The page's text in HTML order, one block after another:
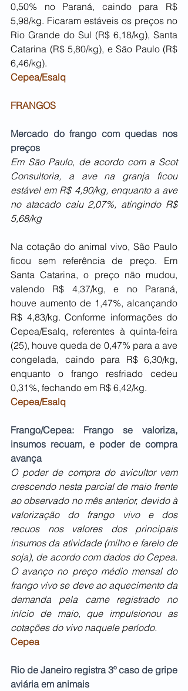
0,50% no Paraná, caindo para R$
5,98/kg. Ficaram estáveis os preços no
Rio Grande do Sul (R$ 6,18/kg), Santa
Catarina (R$ 5,80/kg), e São Paulo (R$
6,46/kg).
Cepea/Esalq
FRANGOS
Mercado do frango com quedas nos
preços
Em São Paulo, de acordo com a Scot
Consultoria, a ave na granja ficou
estável em R$ 4,90/kg, enquanto a ave
no atacado caiu 2,07%, atingindo R$
5,68/kg
Na cotação do animal vivo, São Paulo
ficou sem referência de preço. Em
Santa Catarina, o preço não mudou,
valendo R$ 4,37/kg, e no Paraná,
houve aumento de 1,47%, alcançando
R$ 4,83/kg. Conforme informações do
Cepea/Esalq, referentes à quinta-feira
(25), houve queda de 0,47% para a ave
congelada, caindo para R$ 6,30/kg,
enquanto o frango resfriado cedeu
0,31%, fechando em R$ 6,42/kg.
Cepea/Esalq
Frango/Cepea: Frango se valoriza,
insumos recuam, e poder de compra
avança
O poder de compra do avicultor vem
crescendo nesta parcial de maio frente
ao observado no mês anterior, devido à
valorização do frango vivo e dos
recuos nos valores dos principais
insumos da atividade (milho e farelo de
soja), de acordo com dados do Cepea.
O avanço no preço médio mensal do
frango vivo se deve ao aquecimento da
demanda pela carne registrado no
início de maio, que impulsionou as
cotações do vivo naquele período.
Cepea
Rio de Janeiro registra 3º caso de gripe
aviária em animais